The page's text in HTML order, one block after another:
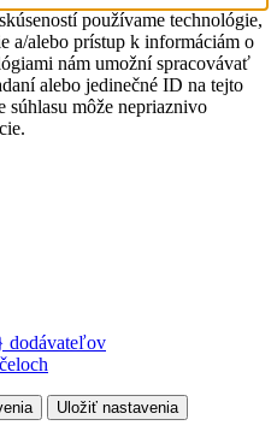
používame technológie,
a/alebo prístup k informáciám o
nám umožní spracovávať
alebo jedinečné ID na tejto
súhlasu môže nepriaznivo
dodávateľov
Uložiť nastavenia